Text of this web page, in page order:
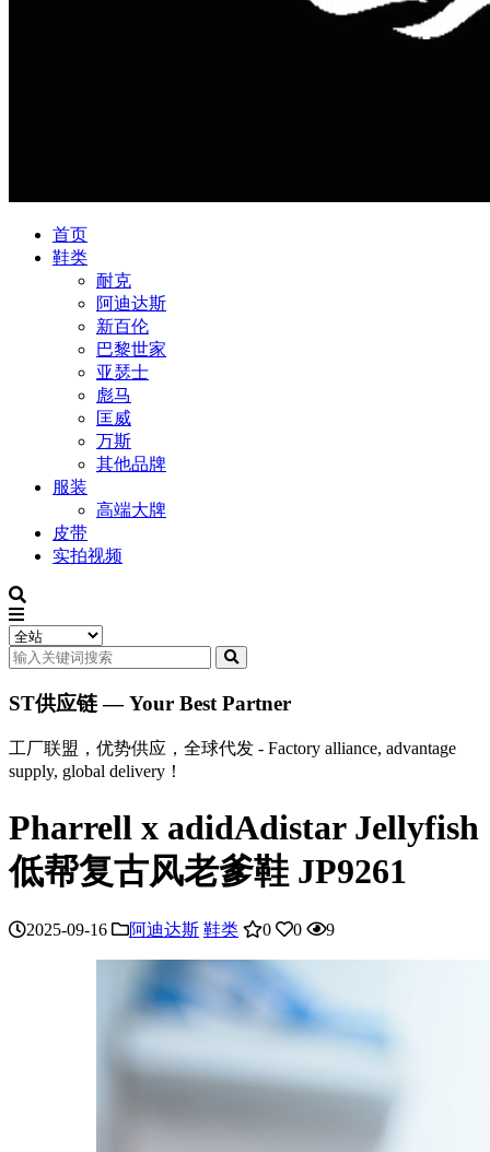
首页
鞋类
耐克
阿迪达斯
新百伦
巴黎世家
亚瑟士
彪马
匡威
万斯
其他品牌
服装
高端大牌
皮带
实拍视频
ST供应链 — Your Best Partner
工厂联盟，优势供应，全球代发 - Factory alliance, advantage
supply, global delivery！
Pharrell x adidAdistar Jellyfish
低帮复古风老爹鞋 JP9261
2025-09-16 阿迪达斯 鞋类 0 0 9